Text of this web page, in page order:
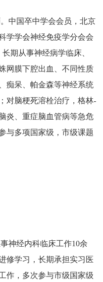
中国卒中学会会员，北京
学学会神经免疫学分会会
期从事神经病学临床、
网膜下腔出血、不同性质
痴呆、帕金森等神经系统
对脑梗死溶栓治疗，格林-
炎、重症脑血管病等急危
与多项国家级，市级课题
神经内科临床工作10余
修学习，长期承担实习医
作，多次参与市级国家级